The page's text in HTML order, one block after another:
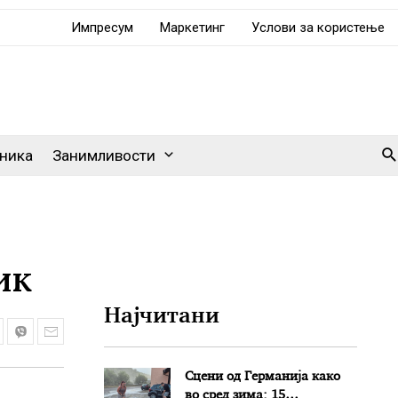
Импресум Маркетинг Услови за користење
Занимливости
Најчитани
Сцени од Германија како
во сред зима: 15